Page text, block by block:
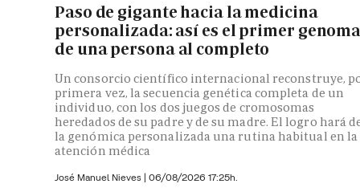
Paso de gigante hacia la medicina
personalizada: así es el primer
de una persona al completo
Un consorcio científico internacional reconstruye,
primera vez, la secuencia genética completa de un
individuo, con los dos juegos de cromosomas
heredados de su padre y de su madre. El logro hará
la genómica personalizada una rutina habitual en la
atención médica
José Manuel Nieves | 06/08/2026 17:25h.